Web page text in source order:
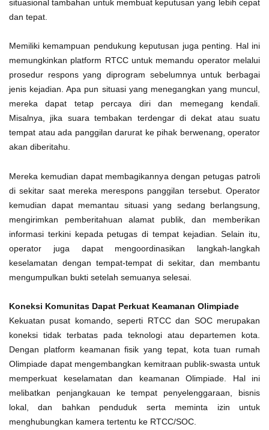
situasional tambahan untuk membuat keputusan yang lebih cepat
dan tepat.
Memiliki kemampuan pendukung keputusan juga penting. Hal ini
memungkinkan platform RTCC untuk memandu operator melalui
prosedur respons yang diprogram sebelumnya untuk berbagai
jenis kejadian. Apa pun situasi yang menegangkan yang muncul,
mereka dapat tetap percaya diri dan memegang kendali.
Misalnya, jika suara tembakan terdengar di dekat atau suatu
tempat atau ada panggilan darurat ke pihak berwenang, operator
akan diberitahu.
Mereka kemudian dapat membagikannya dengan petugas patroli
di sekitar saat mereka merespons panggilan tersebut. Operator
kemudian dapat memantau situasi yang sedang berlangsung,
mengirimkan pemberitahuan alamat publik, dan memberikan
informasi terkini kepada petugas di tempat kejadian. Selain itu,
operator juga dapat mengoordinasikan langkah-langkah
keselamatan dengan tempat-tempat di sekitar, dan membantu
mengumpulkan bukti setelah semuanya selesai.
Koneksi Komunitas Dapat Perkuat Keamanan Olimpiade
Kekuatan pusat komando, seperti RTCC dan SOC merupakan
koneksi tidak terbatas pada teknologi atau departemen kota.
Dengan platform keamanan fisik yang tepat, kota tuan rumah
Olimpiade dapat mengembangkan kemitraan publik-swasta untuk
memperkuat keselamatan dan keamanan Olimpiade. Hal ini
melibatkan penjangkauan ke tempat penyelenggaraan, bisnis
lokal, dan bahkan penduduk serta meminta izin untuk
menghubungkan kamera tertentu ke RTCC/SOC.